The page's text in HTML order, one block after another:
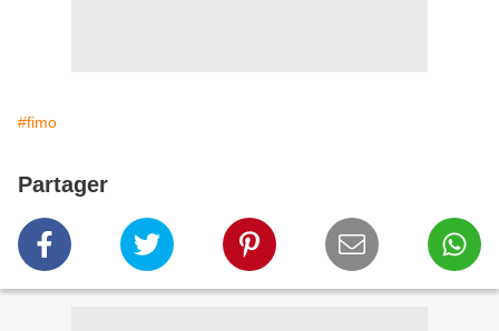
#fimo
Partager